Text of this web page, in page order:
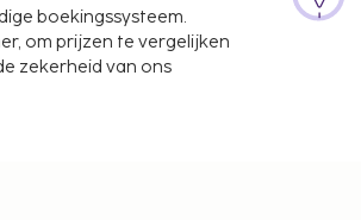
aan ons heeft
boekingssysteem.
om prijzen te vergelijken
zekerheid van ons